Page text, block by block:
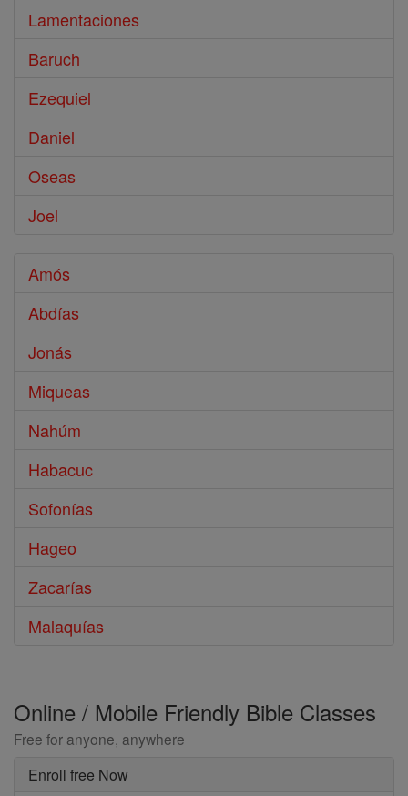
Lamentaciones
Baruch
Ezequiel
Daniel
Oseas
Joel
Amós
Abdías
Jonás
Miqueas
Nahúm
Habacuc
Sofonías
Hageo
Zacarías
Malaquías
Online / Mobile Friendly Bible Classes
Free for anyone, anywhere
Enroll free Now